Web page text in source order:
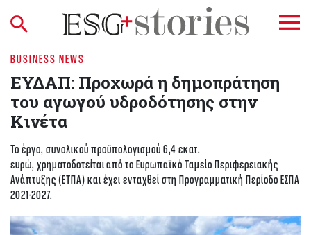
BUSINESS NEWS
ΕΥΔΑΠ: Προχωρά η δημοπράτηση
του αγωγού υδροδότησης στην
Κινέτα
Το έργο, συνολικού προϋπολογισμού 6,4 εκατ.
ευρώ, χρηματοδοτείται από το Ευρωπαϊκό Ταμείο Περιφερειακής
Ανάπτυξης (ΕΤΠΑ) και έχει ενταχθεί στη Προγραμματική Περίοδο ΕΣΠΑ
2021-2027.